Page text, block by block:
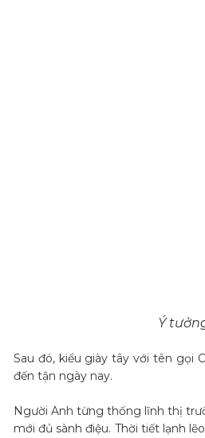
Ý
Sau đó, kiểu giày tây với tên gọi
đến tận ngày nay.
Người Anh từng thống lĩnh thị
mới đủ sành điệu. Thời tiết lạnh